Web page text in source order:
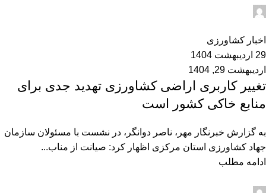
اخبار کشاورزی
29 اردیبهشت 1404
اردیبهشت 29, 1404
تغییر کاربری اراضی کشاورزی تهدید جدی برای
منابع خاکی کشور است
به گزارش خبرنگار مهر، ناصر دوانگر، در نشست با مسئولان سازمان
جهاد کشاورزی استان مرکزی اظهار کرد: صیانت از مناب...
ادامه مطلب